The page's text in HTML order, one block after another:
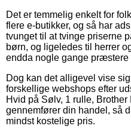
Det er temmelig enkelt for
flere e-butikker, og så har
tvunget til at tvinge priserne
børn, og ligeledes til herrer
endda nogle gange præstere
Dog kan det alligevel vise
forskellige webshops efter
Hvid på Sølv, 1 rulle,
gennemfører din handel, så
mindst kostelige pris.